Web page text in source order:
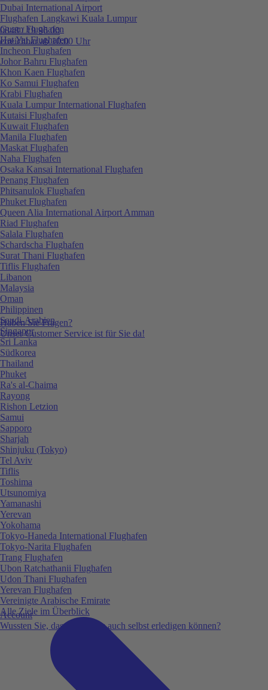
0848 / 19 96 00
erreichbar ab 10:00 Uhr
Haben Sie Fragen?
Unser Customer Service ist für Sie da!
Account
Wussten Sie, dass Sie vieles auch selbst erledigen können?
Dubai International Airport
Flughafen Langkawi Kuala Lumpur
Guam Flughafen
Hat Yai Flughafen
Incheon Flughafen
Johor Bahru Flughafen
Khon Kaen Flughafen
Ko Samui Flughafen
Krabi Flughafen
Kuala Lumpur International Flughafen
Kutaisi Flughafen
Kuwait Flughafen
Manila Flughafen
Maskat Flughafen
Naha Flughafen
Osaka Kansai International Flughafen
Penang Flughafen
Phitsanulok Flughafen
Phuket Flughafen
Queen Alia International Airport Amman
Riad Flughafen
Salala Flughafen
Schardscha Flughafen
Surat Thani Flughafen
Tiflis Flughafen
Libanon
Malaysia
Oman
Philippinen
Saudi-Arabien
Singapur
Sri Lanka
Südkorea
Thailand
Phuket
Ra's al-Chaima
Rayong
Rishon Letzion
Samui
Sapporo
Sharjah
Shinjuku (Tokyo)
Tel Aviv
Tiflis
Toshima
Utsunomiya
Yamanashi
Yerevan
Yokohama
Tokyo-Haneda International Flughafen
Tokyo-Narita Flughafen
Trang Flughafen
Ubon Ratchathanii Flughafen
Udon Thani Flughafen
Yerevan Flughafen
Vereinigte Arabische Emirate
Alle Ziele im Überblick